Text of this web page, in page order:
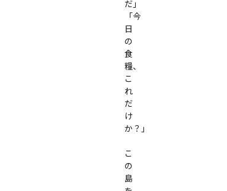
だ」
「今
日
の
食
糧、
こ
れ
だ
け
か？」
こ
の
島